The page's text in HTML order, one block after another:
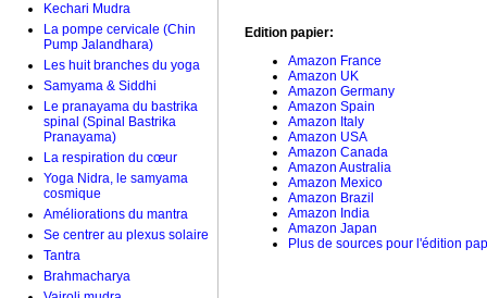
Kechari Mudra
La pompe cervicale (Chin
Pump Jalandhara)
Les huit branches du yoga
Samyama & Siddhi
Le pranayama du bastrika
spinal (Spinal Bastrika
Pranayama)
La respiration du cœur
Yoga Nidra, le samyama
cosmique
Améliorations du mantra
Se centrer au plexus solaire
Tantra
Brahmacharya
Edition papier:
Amazon France
Amazon UK
Amazon Germany
Amazon Spain
Amazon Italy
Amazon USA
Amazon Canada
Amazon Australia
Amazon Mexico
Amazon Brazil
Amazon India
Amazon Japan
Plus de sources pour l'édition